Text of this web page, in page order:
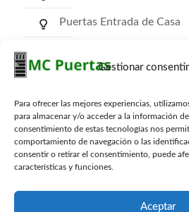
Gestionar
Para ofrecer las mejores experiencias,
para almacenar y/o acceder a la información
consentimiento de estas tecnologías nos
comportamiento de navegación o las
consentir o retirar el consentimiento, puede
características y funciones.
Aceptar
Puertas Entrada de Casa
Puertas Trasteros